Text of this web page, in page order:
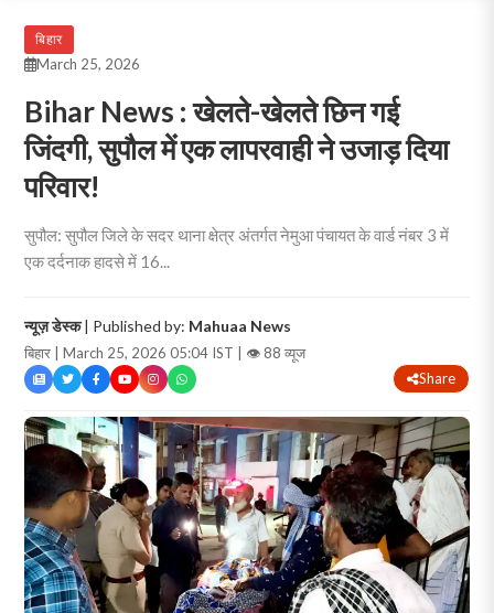
बिहार
March 25, 2026
Bihar News : खेलते-खेलते छिन गई
जिंदगी, सुपौल में एक लापरवाही ने उजाड़ दिया
परिवार!
सुपौल: सुपौल जिले के सदर थाना क्षेत्र अंतर्गत नेमुआ पंचायत के वार्ड नंबर 3 में
एक दर्दनाक हादसे में 16...
न्यूज़ डेस्क| Published by: Mahuaa News
बिहार | March 25, 2026 05:04 IST | 👁 88 व्यूज
Share